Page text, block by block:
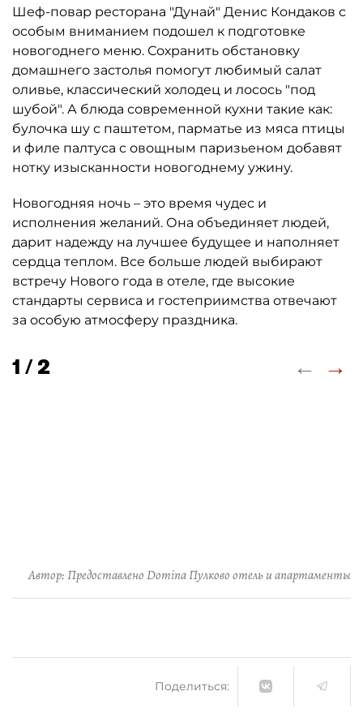
Шеф-повар ресторана "Дунай" Денис Кондаков с
особым вниманием подошел к подготовке
новогоднего меню. Сохранить обстановку
домашнего застолья помогут любимый салат
оливье, классический холодец и лосось "под
шубой". А блюда современной кухни такие как:
булочка шу с паштетом, парматье из мяса птицы
и филе палтуса с овощным паризьеном добавят
нотку изысканности новогоднему ужину.
Новогодняя ночь – это время чудес и
исполнения желаний. Она объединяет людей,
дарит надежду на лучшее будущее и наполняет
сердца теплом. Все больше людей выбирают
встречу Нового года в отеле, где высокие
стандарты сервиса и гостеприимства отвечают
за особую атмосферу праздника.
1 / 2 ← →
Автор: Предоставлено Domina Пулково отель и апартаменты
Поделиться: